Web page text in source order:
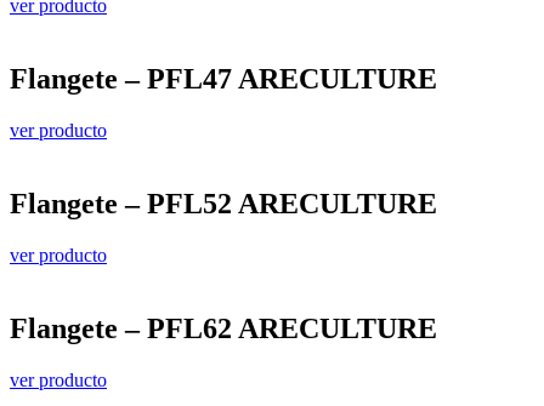
ver producto
Flangete – PFL47 ARECULTURE
ver producto
Flangete – PFL52 ARECULTURE
ver producto
Flangete – PFL62 ARECULTURE
ver producto